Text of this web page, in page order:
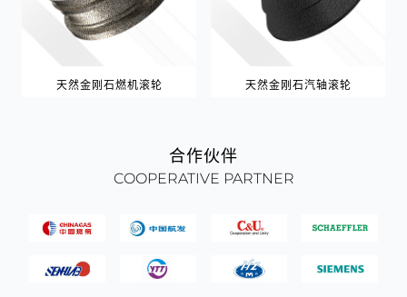
天然金刚石燃机滚轮 天然金刚石汽轴滚轮
合作伙伴
COOPERATIVE PARTNER